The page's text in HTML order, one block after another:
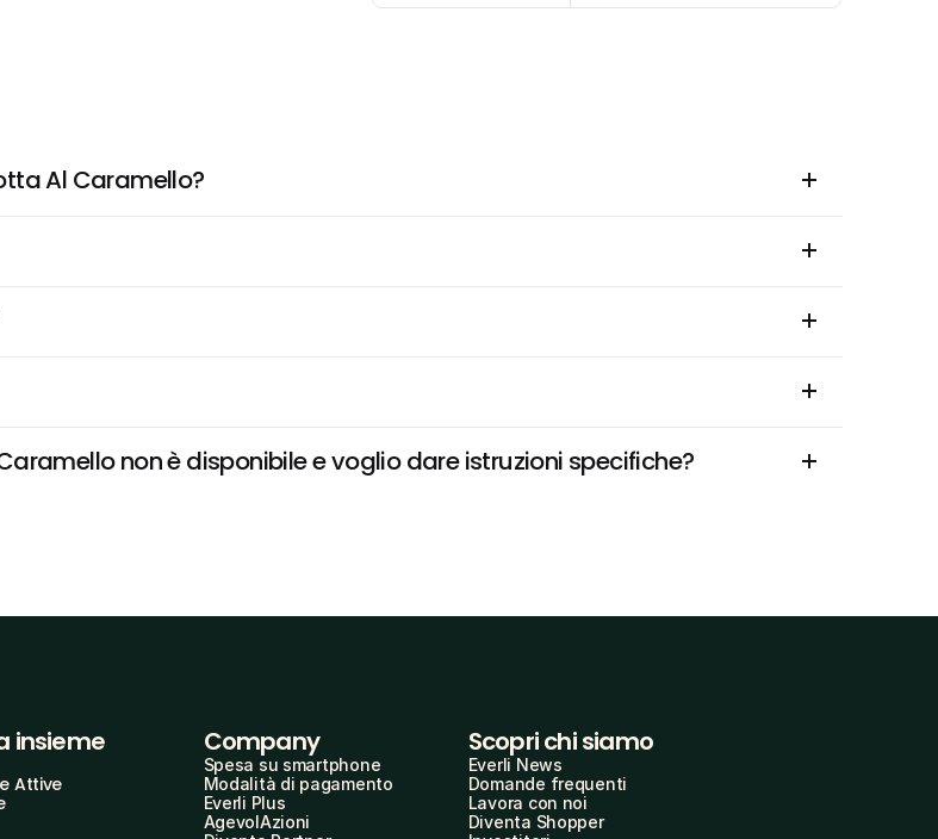
Al Caramello?
non è disponibile e voglio dare istruzioni specifiche?
insieme
Attive
Company
Spesa su smartphone
Modalità di pagamento
Everli Plus
AgevolAzioni
Scopri chi siamo
Everli News
Domande frequenti
Lavora con noi
Diventa Shopper